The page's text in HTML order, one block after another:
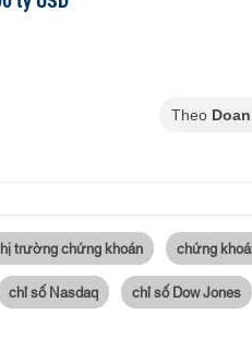
Theo
trường chứng khoán chứng
chỉ số Nasdaq chỉ số Dow Jones